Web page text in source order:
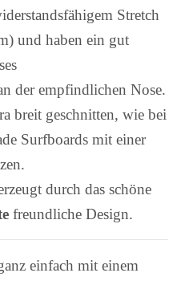
Stretch
und haben ein gut
der empfindlichen Nose.
breit geschnitten, wie bei
Surfboards mit einer
durch das schöne
freundliche Design.
einfach mit einem